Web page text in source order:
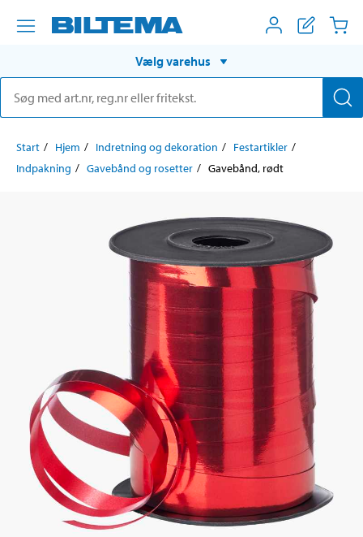
Vælg varehus
Start Hjem Indretning og dekoration
Festartikler
Indpakning
Gavebånd og rosetter Gavebånd, rødt